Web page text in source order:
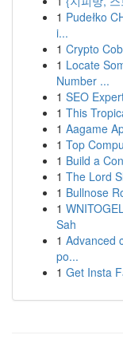
1 Pudełko
i...
1 Crypto
1 Locate
Number ...
1 SEO
1 This
1 Aagame
1 Top
1 Build a
1 The Lord
1 Bullnose
1
Sah
1 Advanced
po...
1 Get Insta